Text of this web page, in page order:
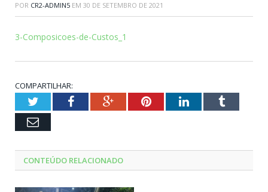
POR CR2-ADMIN5 EM 30 DE SETEMBRO DE 2021
3-Composicoes-de-Custos_1
COMPARTILHAR:
TwitterFacebookGoogle+PinterestLinkedInTumblr
Email
CONTEÚDO RELACIONADO